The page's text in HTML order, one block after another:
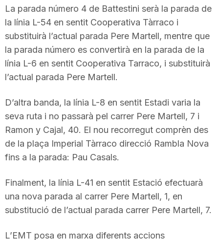
La parada número 4 de Battestini serà la parada de
la línia L-54 en sentit Cooperativa Tàrraco i
substituirà l’actual parada Pere Martell, mentre que
la parada número es convertirà en la parada de la
línia L-6 en sentit Cooperativa Tarraco, i substituirà
l’actual parada Pere Martell.
D’altra banda, la línia L-8 en sentit Estadi varia la
seva ruta i no passarà pel carrer Pere Martell, 7 i
Ramon y Cajal, 40. El nou recorregut comprèn des
de la plaça Imperial Tàrraco direcció Rambla Nova
fins a la parada: Pau Casals.
Finalment, la línia L-41 en sentit Estació efectuarà
una nova parada al carrer Pere Martell, 1, en
substitució de l’actual parada carrer Pere Martell, 7.
L’EMT posa en marxa diferents accions